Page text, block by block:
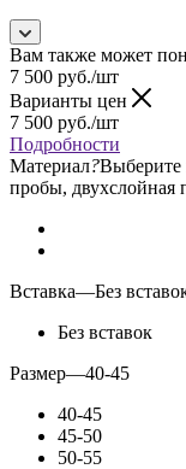
Вам также может
7 500 руб./шт
Варианты цен
7 500 руб./шт
Подробности
Материал?Выберите
пробы, двухслойная
Вставка—Без
Без вставок
Размер—40-45
40-45
45-50
50-55